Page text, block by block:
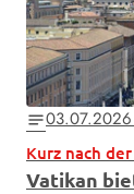
notes
Kurz nach
Vatikan